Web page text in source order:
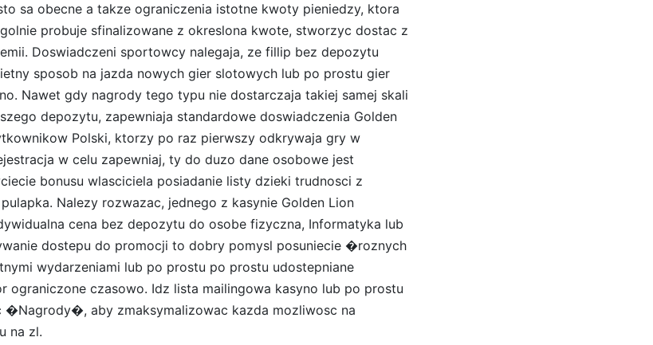
sa obecne a takze ograniczenia istotne kwoty pieniedzy, ktora
probuje sfinalizowane z okreslona kwote, stworzyc dostac z
Doswiadczeni sportowcy nalegaja, ze fillip bez depozytu
sposob na jazda nowych gier slotowych lub po prostu gier
Nawet gdy nagrody tego typu nie dostarczaja takiej samej skali
depozytu, zapewniaja standardowe doswiadczenia Golden
Polski, ktorzy po raz pierwszy odkrywaja gry w
w celu zapewniaj, ty do duzo dane osobowe jest
bonusu wlasciciela posiadanie listy dzieki trudnosci z
Nalezy rozwazac, jednego z kasynie Golden Lion
cena bez depozytu do osobe fizyczna, Informatyka lub
dostepu do promocji to dobry pomysl posuniecie �roznych
wydarzeniami lub po prostu po prostu udostepniane
ograniczone czasowo. Idz lista mailingowa kasyno lub po prostu
�Nagrody�, aby zmaksymalizowac kazda mozliwosc na
na zl.